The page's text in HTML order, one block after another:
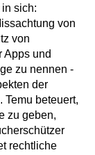
sich:
von
von
Apps und
zu nennen -
der
Temu beteuert,
zu geben,
rechtliche